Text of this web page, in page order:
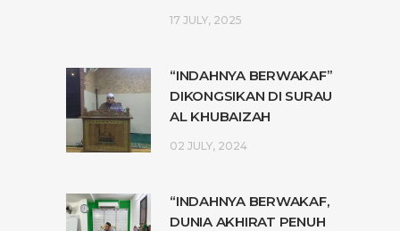
17 JULY, 2025
“INDAHNYA BERWAKAF”
DIKONGSIKAN DI SURAU
AL KHUBAIZAH
02 JULY, 2024
“INDAHNYA BERWAKAF,
DUNIA AKHIRAT PENUH